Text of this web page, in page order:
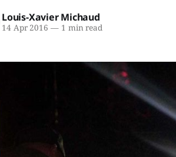
Louis-Xavier Michaud
14 Apr 2016 —1 min read